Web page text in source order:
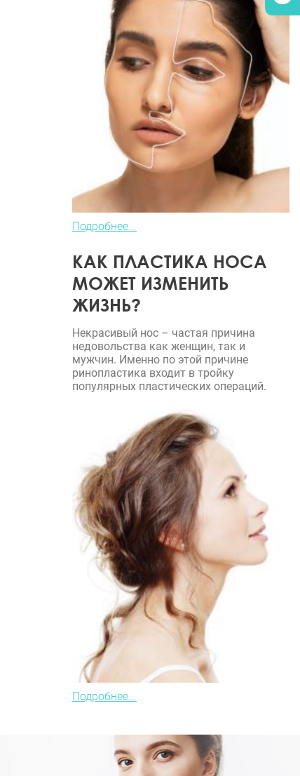
Подробнее...
КАК ПЛАСТИКА НОСА
МОЖЕТ ИЗМЕНИТЬ
ЖИЗНЬ?
Некрасивый нос – частая причина
недовольства как женщин, так и
мужчин. Именно по этой причине
ринопластика входит в тройку
популярных пластических операций.
Подробнее...